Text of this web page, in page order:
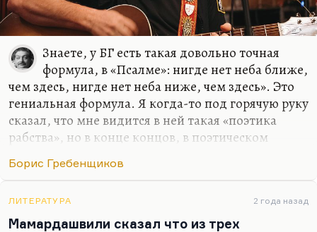
Знаете, у БГ есть такая довольно точная
формула, в «Псалме»: нигде нет неба ближе,
чем здесь, нигде нет неба ниже, чем здесь». Это
гениальная формула. Я когда-то под горячую руку
сказал, что мне видится в ней такая «поэтика
рабства», но в конце концов, в поэтическом
дурного. Да, небо здесь низко, но небо здесь и
скорее, исследование того феномена, который в
силу разных причин тут сложился.
Борис Гребенщиков
ЛИТЕРАТУРА 2 года назад
Мамардашвили сказал что из трех